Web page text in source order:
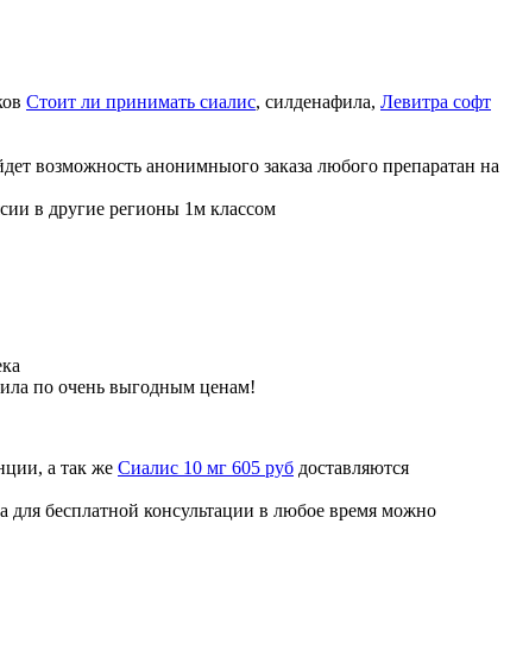
Стоит ли принимать сиалис, силденафила, Левитра софт
возможность анонимныого заказа любого препаратан на
в другие регионы 1м классом
по очень выгодным ценам!
а так же Сиалис 10 мг 605 руб доставляются
бесплатной консультации в любое время можно